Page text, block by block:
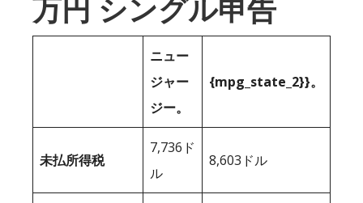
万円 シングル申告
ニュー
ジャー
ジー。
{mpg_state_2}}。
未払所得税
7,736ド
ル
8,603ドル